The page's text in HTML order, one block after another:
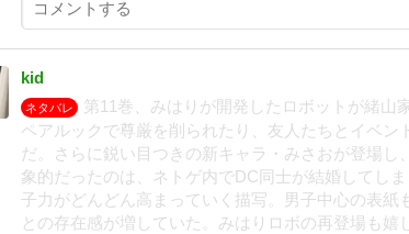
kid
ネタバレ
第11巻、みはりが開発したロボットが緒山
ペアルックで尊厳を削られたり、友人たちとイベン
だ。さらに鋭い目つきの新キャラ・みさおが登場
象的だったのは、ネトゲ内でDC同士が結婚してし
子力がどんどん高まっていく描写。男子中心の表紙
との存在感が増していた。みはりロボの再登場も